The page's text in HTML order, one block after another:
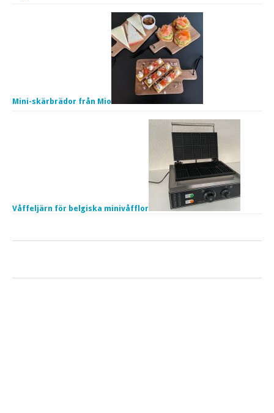
Mini-skärbrädor från Mio
Våffeljärn för belgiska minivåfflor